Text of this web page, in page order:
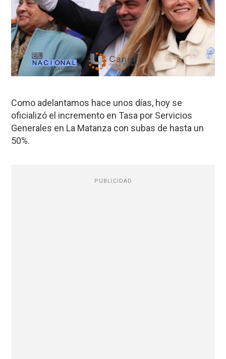
Como adelantamos hace unos días, hoy se
oficializó el incremento en Tasa por Servicios
Generales en La Matanza con subas de hasta un
50%.
PUBLICIDAD